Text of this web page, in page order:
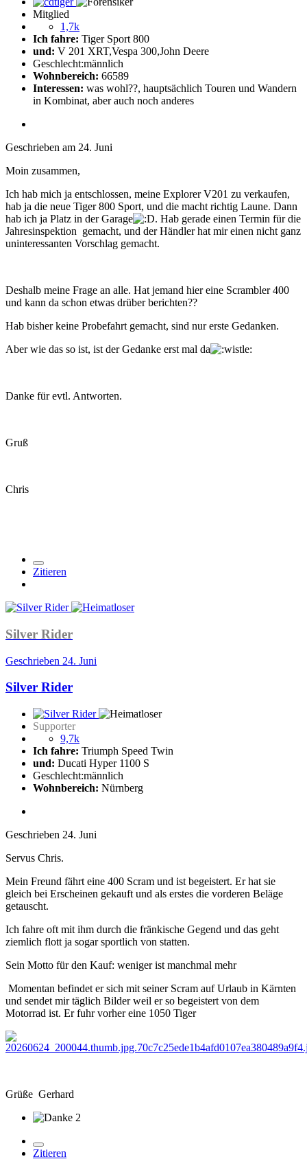
Mitglied
1,7k
Ich fahre: Tiger Sport 800
und: V 201 XRT,Vespa 300,John Deere
Geschlecht:männlich
Wohnbereich: 66589
Interessen: was wohl??, hauptsächlich Touren und Wandern
in Kombinat, aber auch noch anderes
Geschrieben am 24. Juni
Moin zusammen,
Ich hab mich ja entschlossen, meine Explorer V201 zu verkaufen,
hab ja die neue Tiger 800 Sport, und die macht richtig Laune. Dann
hab ich ja Platz in der Garage
. Hab gerade einen Termin für die
Jahresinspektion gemacht, und der Händler hat mir einen nicht ganz
uninteressanten Vorschlag gemacht.
Deshalb meine Frage an alle. Hat jemand hier eine Scrambler 400
und kann da schon etwas drüber berichten??
Hab bisher keine Probefahrt gemacht, sind nur erste Gedanken.
Aber wie das so ist, ist der Gedanke erst mal da
Danke für evtl. Antworten.
Gruß
Chris
Zitieren
Silver Rider
Geschrieben 24. Juni
Silver Rider
Supporter
9,7k
Ich fahre: Triumph Speed Twin
und: Ducati Hyper 1100 S
Geschlecht:männlich
Wohnbereich: Nürnberg
Geschrieben 24. Juni
Servus Chris.
Mein Freund fährt eine 400 Scram und ist begeistert. Er hat sie
gleich bei Erscheinen gekauft und als erstes die vorderen Beläge
getauscht.
Ich fahre oft mit ihm durch die fränkische Gegend und das geht
ziemlich flott ja sogar sportlich von statten.
Sein Motto für den Kauf: weniger ist manchmal mehr
Momentan befindet er sich mit seiner Scram auf Urlaub in Kärnten
und sendet mir täglich Bilder weil er so begeistert von dem
Motorrad ist. Er fuhr vorher eine 1050 Tiger
Grüße Gerhard
2
Zitieren